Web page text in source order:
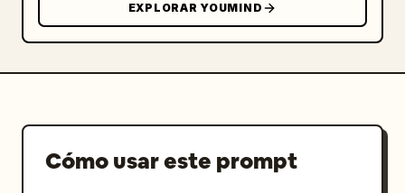
EXPLORAR YOUMIND
Cómo usar este prompt